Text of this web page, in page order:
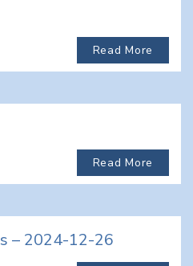
Read More
Read More
– 2024-12-26